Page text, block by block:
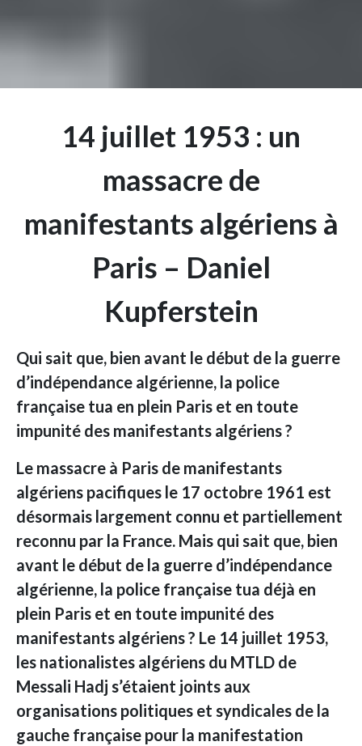
14 juillet 1953 : un
massacre de
manifestants algériens à
Paris – Daniel
Kupferstein
Qui sait que, bien avant le début de la guerre
d’indépendance algérienne, la police
française tua en plein Paris et en toute
impunité des manifestants algériens ?
Le massacre à Paris de manifestants
algériens pacifiques le 17 octobre 1961 est
désormais largement connu et partiellement
reconnu par la France. Mais qui sait que, bien
avant le début de la guerre d’indépendance
algérienne, la police française tua déjà en
plein Paris et en toute impunité des
manifestants algériens ? Le 14 juillet 1953,
les nationalistes algériens du MTLD de
Messali Hadj s’étaient joints aux
organisations politiques et syndicales de la
gauche française pour la manifestation